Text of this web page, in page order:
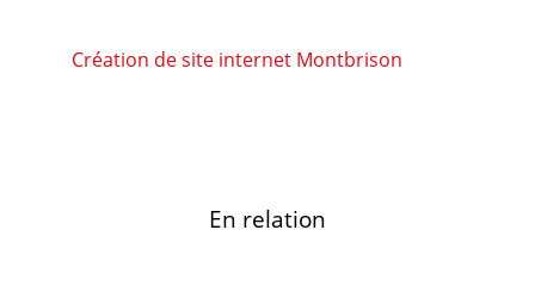
Création de site internet Montbrison
En relation